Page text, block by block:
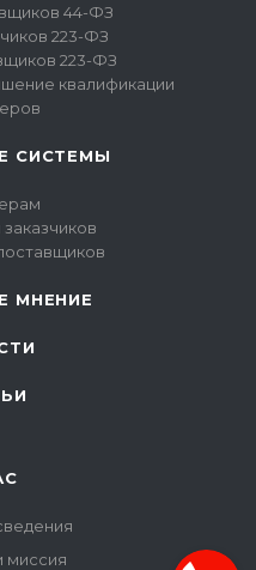
44-ФЗ
223-ФЗ
223-ФЗ
квалификации
СИСТЕМЫ
заказчиков
МНЕНИЕ
миссия